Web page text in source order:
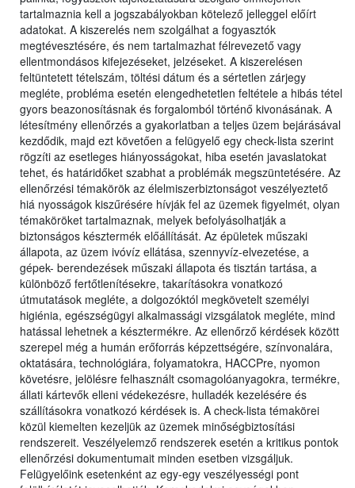
tartalmaznia kell a jogszabályokban kötelező jelleggel előírt
adatokat. A kiszerelés nem szolgálhat a fogyasztók
megtévesztésére, és nem tartalmazhat félrevezető vagy
ellentmondásos kifejezéseket, jelzéseket. A kiszerelésen
feltüntetett tételszám, töltési dátum és a sértetlen zárjegy
megléte, probléma esetén elengedhetetlen feltétele a hibás tétel
gyors beazonosításnak és forgalomból történő kivonásának. A
létesítmény ellenőrzés a gyakorlatban a teljes üzem bejárásával
kezdődik, majd ezt követően a felügyelő egy check-lista szerint
rögzíti az esetleges hiányosságokat, hiba esetén javaslatokat
tehet, és határidőket szabhat a problémák megszüntetésére. Az
ellenőrzési témakörök az élelmiszerbiztonságot veszélyeztető
hiá nyosságok kiszűrésére hívják fel az üzemek figyelmét, olyan
témaköröket tartalmaznak, melyek befolyásolhatják a
biztonságos késztermék előállítását. Az épületek műszaki
állapota, az üzem ivóvíz ellátása, szennyvíz-elvezetése, a
gépek- berendezések műszaki állapota és tisztán tartása, a
különböző fertőtlenítésekre, takarításokra vonatkozó
útmutatások megléte, a dolgozóktól megkövetelt személyi
higiénia, egészségügyi alkalmassági vizsgálatok megléte, mind
hatással lehetnek a késztermékre. Az ellenőrző kérdések között
szerepel még a humán erőforrás képzettségére, színvonalára,
oktatására, technológiára, folyamatokra, HACCPre, nyomon
követésre, jelölésre felhasznált csomagolóanyagokra, termékre,
állati kártevők elleni védekezésre, hulladék kezelésére és
szállításokra vonatkozó kérdések is. A check-lista témakörei
közül kiemelten kezeljük az üzemek minőségbiztosítási
rendszereit. Veszélyelemző rendszerek esetén a kritikus pontok
ellenőrzési dokumentumait minden esetben vizsgáljuk.
Felügyelőink esetenként az egy-egy veszélyességi pont